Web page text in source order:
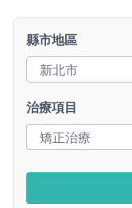
縣市地區
治療項目